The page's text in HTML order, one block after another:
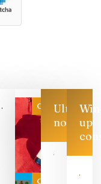
Categoría
Categoría
Ultimas
noticias
VINOS Y
up